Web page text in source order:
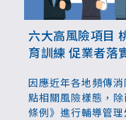
六大高風險項目
育訓練 促業者落
因應近年各地頻傳
點相關風險樣態，
條例》進行輔導管